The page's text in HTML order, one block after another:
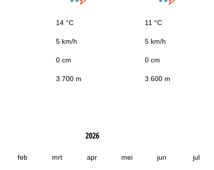
14 °C 11 °C
5 km/h 5 km/h
0 cm 0 cm
3.700 m 3.600 m
2026
feb mrt apr mei jun jul